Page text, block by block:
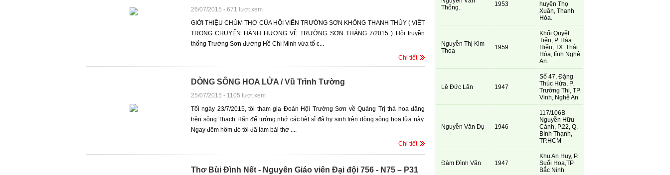
26/07/2015 - 671 lượt xem
GIỚI THIỆU CHÙM THƠ CỦA HỘI VIÊN TRƯỜNG SƠN KHỔNG THANH THỦY ( VIẾT
TRONG CHUYẾN HÀNH HƯƠNG VỀ TRƯỜNG SƠN THÁNG 7/2015 ) Hội truyền
thống Trường Sơn đường Hồ Chí Minh vừa tổ c...
Chi tiết
DÒNG SÔNG HOA LỬA / Vũ Trình Tường
25/07/2015 - 1105 lượt xem
Tối ngày 23/7/2015, tôi tham gia Đoàn Hội Trường Sơn về Quảng Trị thả hoa đăng
trên sông Thạch Hãn để tưởng nhớ các liệt sĩ đã hy sinh trên dòng sông hoa lửa này.
Ngay đêm hôm đó tôi đã làm bài thơ ....
Chi tiết
Thơ Bùi Đình Nết - Nguyên Giáo viên Đại đội 756 - N75 – P31
Thống.
1953
huyện Thọ
Xuân, Thanh
Hóa.
Nguyễn Thị Kim
Thoa
1959
Khối Quyết
Tiến, P. Hàa
Hiếu, TX. Thái
Hòa, tỉnh Nghệ
An.
Lê Đức Lân 1947
Số 47, Đặng
Thúc Hứa, P.
Trường Thi, TP.
Vinh, Nghệ An
Nguyễn Văn Dụ 1946
117/106B
Nguyễn Hữu
Cảnh, P.22, Q.
Bình Thạnh,
TP.HCM
Đàm Đình Văn 1947
Khu An Huy, P.
Suối Hoa,TP
Bắc Ninh